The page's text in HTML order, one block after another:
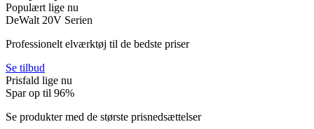
Populært lige nu
DeWalt 20V Serien
Professionelt elværktøj til de bedste priser
Se tilbud
Prisfald lige nu
Spar op til 96%
Se produkter med de største prisnedsættelser